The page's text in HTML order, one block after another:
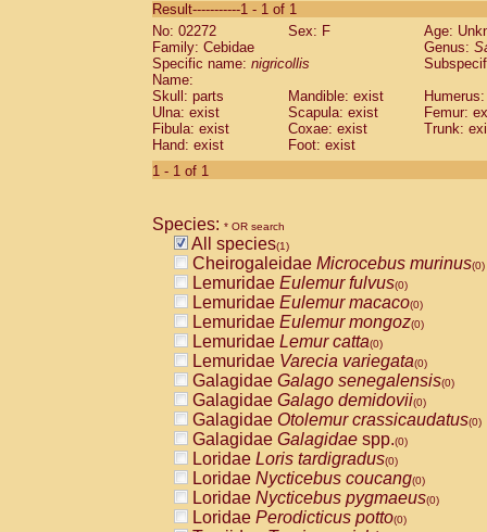
CebidaeSaguinus labiatus(0)
Cebidae Saguinus leucopus (0)
Cebidae
CebidaeSaguinus mystax
Cebidae Saguinus nigricollis (1)
Cebidae Saguinus oedipus
Cebidae Saguinus weddelli
Cebidae Saguinusspp.
Cebidae
CebidaeCebus capucinus
CebidaeCebus nigrivittatus
CebidaeCebus spp.(0)
CebidaeSaimiri boliviensis(0)
CebidaeSaimiri sciureus(0)
AtelidaeAlouatta caraya(0)
AtelidaeAlouatta fusca(0)
AtelidaeAlouatta seniculus(0)
AtelidaeAlouattaspp.(0)
AtelidaeAteles belzebuth(0)
AtelidaeAteles geoffroyi(0)
AtelidaeAteles paniscus(0)
AtelidaeAtelesspp.(0)
AtelidaeLagothrix lagothricha(0)
AtelidaeLagothrix lagothricha cana
PitheciidaeCacajao calvus
Result-----------1 - 1 of 1
No: 02272
Sex: F
Age:
Family: Cebidae
Genus:
Specific name: nigricollis
Name:
Skull: parts
Mandible: exist
Ulna: exist
Scapula: exist
Femur:
Fibula: exist
Coxae: exist
Trunk:
Hand: exist
Foot: exist
1 - 1 of 1
Species: * OR search
All species(1)
Cheirogaleidae Microcebus murinus(0)
Lemuridae Eulemur fulvus(0)
Lemuridae Eulemur macaco(0)
Lemuridae Eulemur mongoz(0)
Lemuridae Lemur catta(0)
Lemuridae Varecia variegata(0)
Galagidae Galago senegalensis(0)
Galagidae Galago demidovii(0)
Galagidae Otolemur crassicaudatus(0)
Galagidae Galagidae spp.(0)
Loridae Loris tardigradus(0)
Loridae Nycticebus coucang(0)
Loridae Nycticebus pygmaeus(0)
Loridae Perodicticus potto(0)